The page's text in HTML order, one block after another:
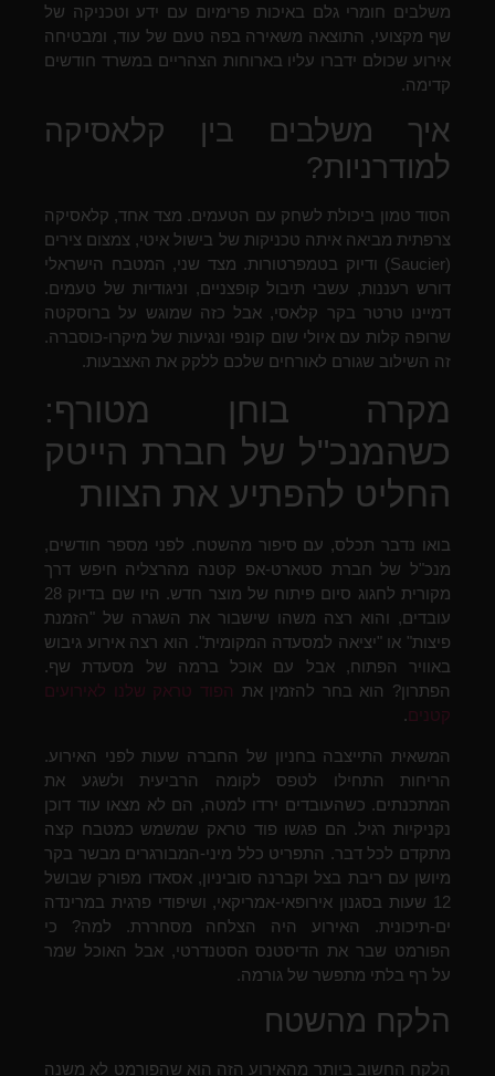
משלבים חומרי גלם באיכות פרימיום עם ידע וטכניקה של
שף מקצועי, התוצאה משאירה בפה טעם של עוד, ומבטיחה
אירוע שכולם ידברו עליו בארוחות הצהריים במשרד חודשים
קדימה.
איך משלבים בין קלאסיקה
למודרניות?
הסוד טמון ביכולת לשחק עם הטעמים. מצד אחד, קלאסיקה
צרפתית מביאה איתה טכניקות של בישול איטי, צמצום צירים
(Saucier) ודיוק בטמפרטורות. מצד שני, המטבח הישראלי
דורש רעננות, עשבי תיבול קופצניים, וניגודיות של טעמים.
דמיינו טרטר בקר קלאסי, אבל כזה שמוגש על ברוסקטה
שרופה קלות עם איולי שום קונפי ונגיעות של מיקרו-כוסברה.
זה השילוב שגורם לאורחים שלכם ללקק את האצבעות.
מקרה בוחן מטורף:
כשהמנכ"ל של חברת הייטק
החליט להפתיע את הצוות
בואו נדבר תכלס, עם סיפור מהשטח. לפני מספר חודשים,
מנכ"ל של חברת סטארט-אפ קטנה מהרצליה חיפש דרך
מקורית לחגוג סיום פיתוח של מוצר חדש. היו שם בדיוק 28
עובדים, והוא רצה משהו שישבור את השגרה של "הזמנת
פיצות" או "יציאה למסעדה המקומית". הוא רצה אירוע גיבוש
באוויר הפתוח, אבל עם אוכל ברמה של מסעדת שף.
הפתרון? הוא בחר להזמין את הפוד טראק שלנו לאירועים
קטנים.
המשאית התייצבה בחניון של החברה שעות לפני האירוע.
הריחות התחילו לטפס לקומה הרביעית ולשגע את
המתכנתים. כשהעובדים ירדו למטה, הם לא מצאו עוד דוכן
נקניקיות רגיל. הם פגשו פוד טראק שמשמש כמטבח קצה
מתקדם לכל דבר. התפריט כלל מיני-המבורגרים מבשר בקר
מיושן עם ריבת בצל וקברנה סוביניון, אסאדו מפורק שבושל
12 שעות בסגנון אירופאי-אמריקאי, ושיפודי פרגית במרינדה
ים-תיכונית. האירוע היה הצלחה מסחררת. למה? כי
הפורמט שבר את הדיסטנס הסטנדרטי, אבל האוכל שמר
על רף בלתי מתפשר של גורמה.
הלקח מהשטח
הלקח החשוב ביותר מהאירוע הזה הוא שהפורמט לא משנה